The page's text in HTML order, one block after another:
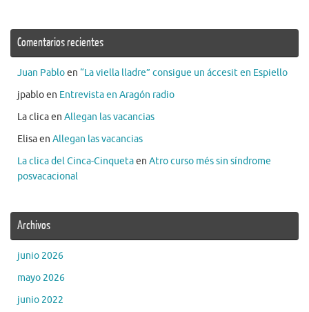
Comentarios recientes
Juan Pabloen “La viella lladre” consigue un áccesit en Espiello
jpabloen Entrevista en Aragón radio
La clicaen Allegan las vacancias
Elisaen Allegan las vacancias
La clica del Cinca-Cinquetaen Atro curso més sin síndrome
posvacacional
Archivos
junio 2026
mayo 2026
junio 2022